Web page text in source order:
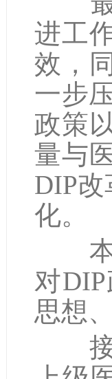
进工
效，
一步
政策
量与
DIP
化。
本
对
思想
接